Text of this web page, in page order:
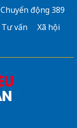
Chuyển động 389
Tư vấn
Xã hội